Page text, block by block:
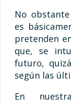
No
es
pretenden
que, se
futuro,
según las
En